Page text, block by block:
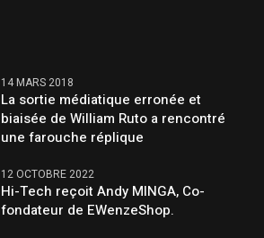
14 MARS 2018
La sortie médiatique erronée et
biaisée de William Ruto a rencontré
une farouche réplique
12 OCTOBRE 2022
Hi-Tech reçoit Andy MINGA, Co-
fondateur de EWenzeShop.